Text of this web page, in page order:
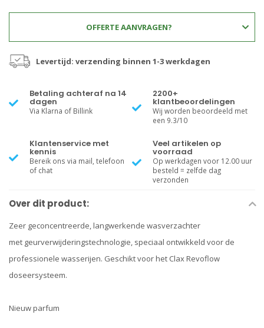
OFFERTE AANVRAGEN?
Levertijd: verzending binnen 1-3 werkdagen
Betaling achteraf na 14
dagen
Via Klarna of Billink
2200+
klantbeoordelingen
Wij worden beoordeeld met
een 9.3/10
Klantenservice met
kennis
Bereik ons via mail, telefoon
of chat
Veel artikelen op
voorraad
Op werkdagen voor 12.00 uur
besteld = zelfde dag
verzonden
Over dit product:
Zeer geconcentreerde, langwerkende wasverzachter
met geurverwijderingstechnologie, speciaal ontwikkeld voor de
professionele wasserijen. Geschikt voor het Clax Revoflow
doseersysteem.
Nieuw parfum